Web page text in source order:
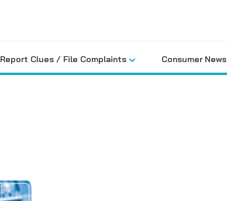
Report Clues / File Complaints Consumer News